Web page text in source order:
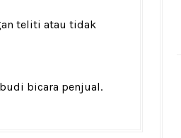
teliti atau tidak
bicara penjual.